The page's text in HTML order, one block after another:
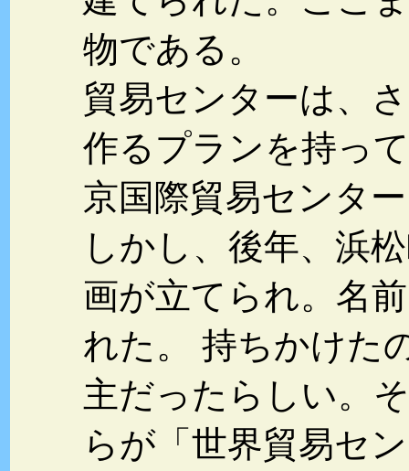
物である。
貿易センターは、
作るプランを持っ
京国際貿易センタ
しかし、後年、浜
画が立てられ。名
れた。 持ちかけた
主だったらしい。
らが「世界貿易セ